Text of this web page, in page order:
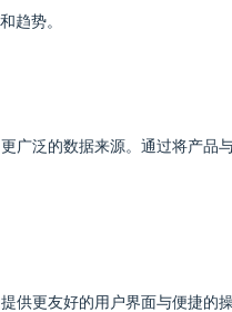
趋势。
广泛的数据来源。通过将产品
供更友好的用户界面与便捷的